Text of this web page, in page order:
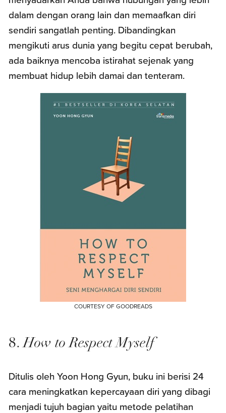
dalam dengan orang lain dan memaafkan diri
sendiri sangatlah penting. Dibandingkan
mengikuti arus dunia yang begitu cepat berubah,
ada baiknya mencoba istirahat sejenak yang
membuat hidup lebih damai dan tenteram.
COURTESY OF GOODREADS
8.How to Respect Myself
Ditulis oleh Yoon Hong Gyun, buku ini berisi 24
cara meningkatkan kepercayaan diri yang dibagi
menjadi tujuh bagian yaitu metode pelatihan